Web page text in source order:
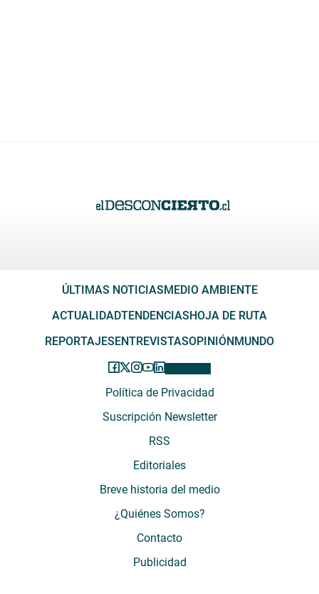
ÚLTIMAS NOTICIASMEDIO AMBIENTE
ACTUALIDADTENDENCIASHOJA DE RUTA
REPORTAJESENTREVISTASOPINIÓNMUNDO
Política de Privacidad
Suscripción Newsletter
RSS
Editoriales
Breve historia del medio
¿Quiénes Somos?
Contacto
Publicidad